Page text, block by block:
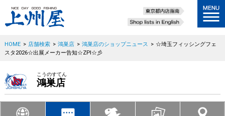
HOME > 店舗検索 > 鴻巣店 > 鴻巣店のショップニュース > ☆埼玉フィッシングフェ
スタ2026☆出展メーカー告知☆ZPI☆彡
こうのすてん
鴻巣店